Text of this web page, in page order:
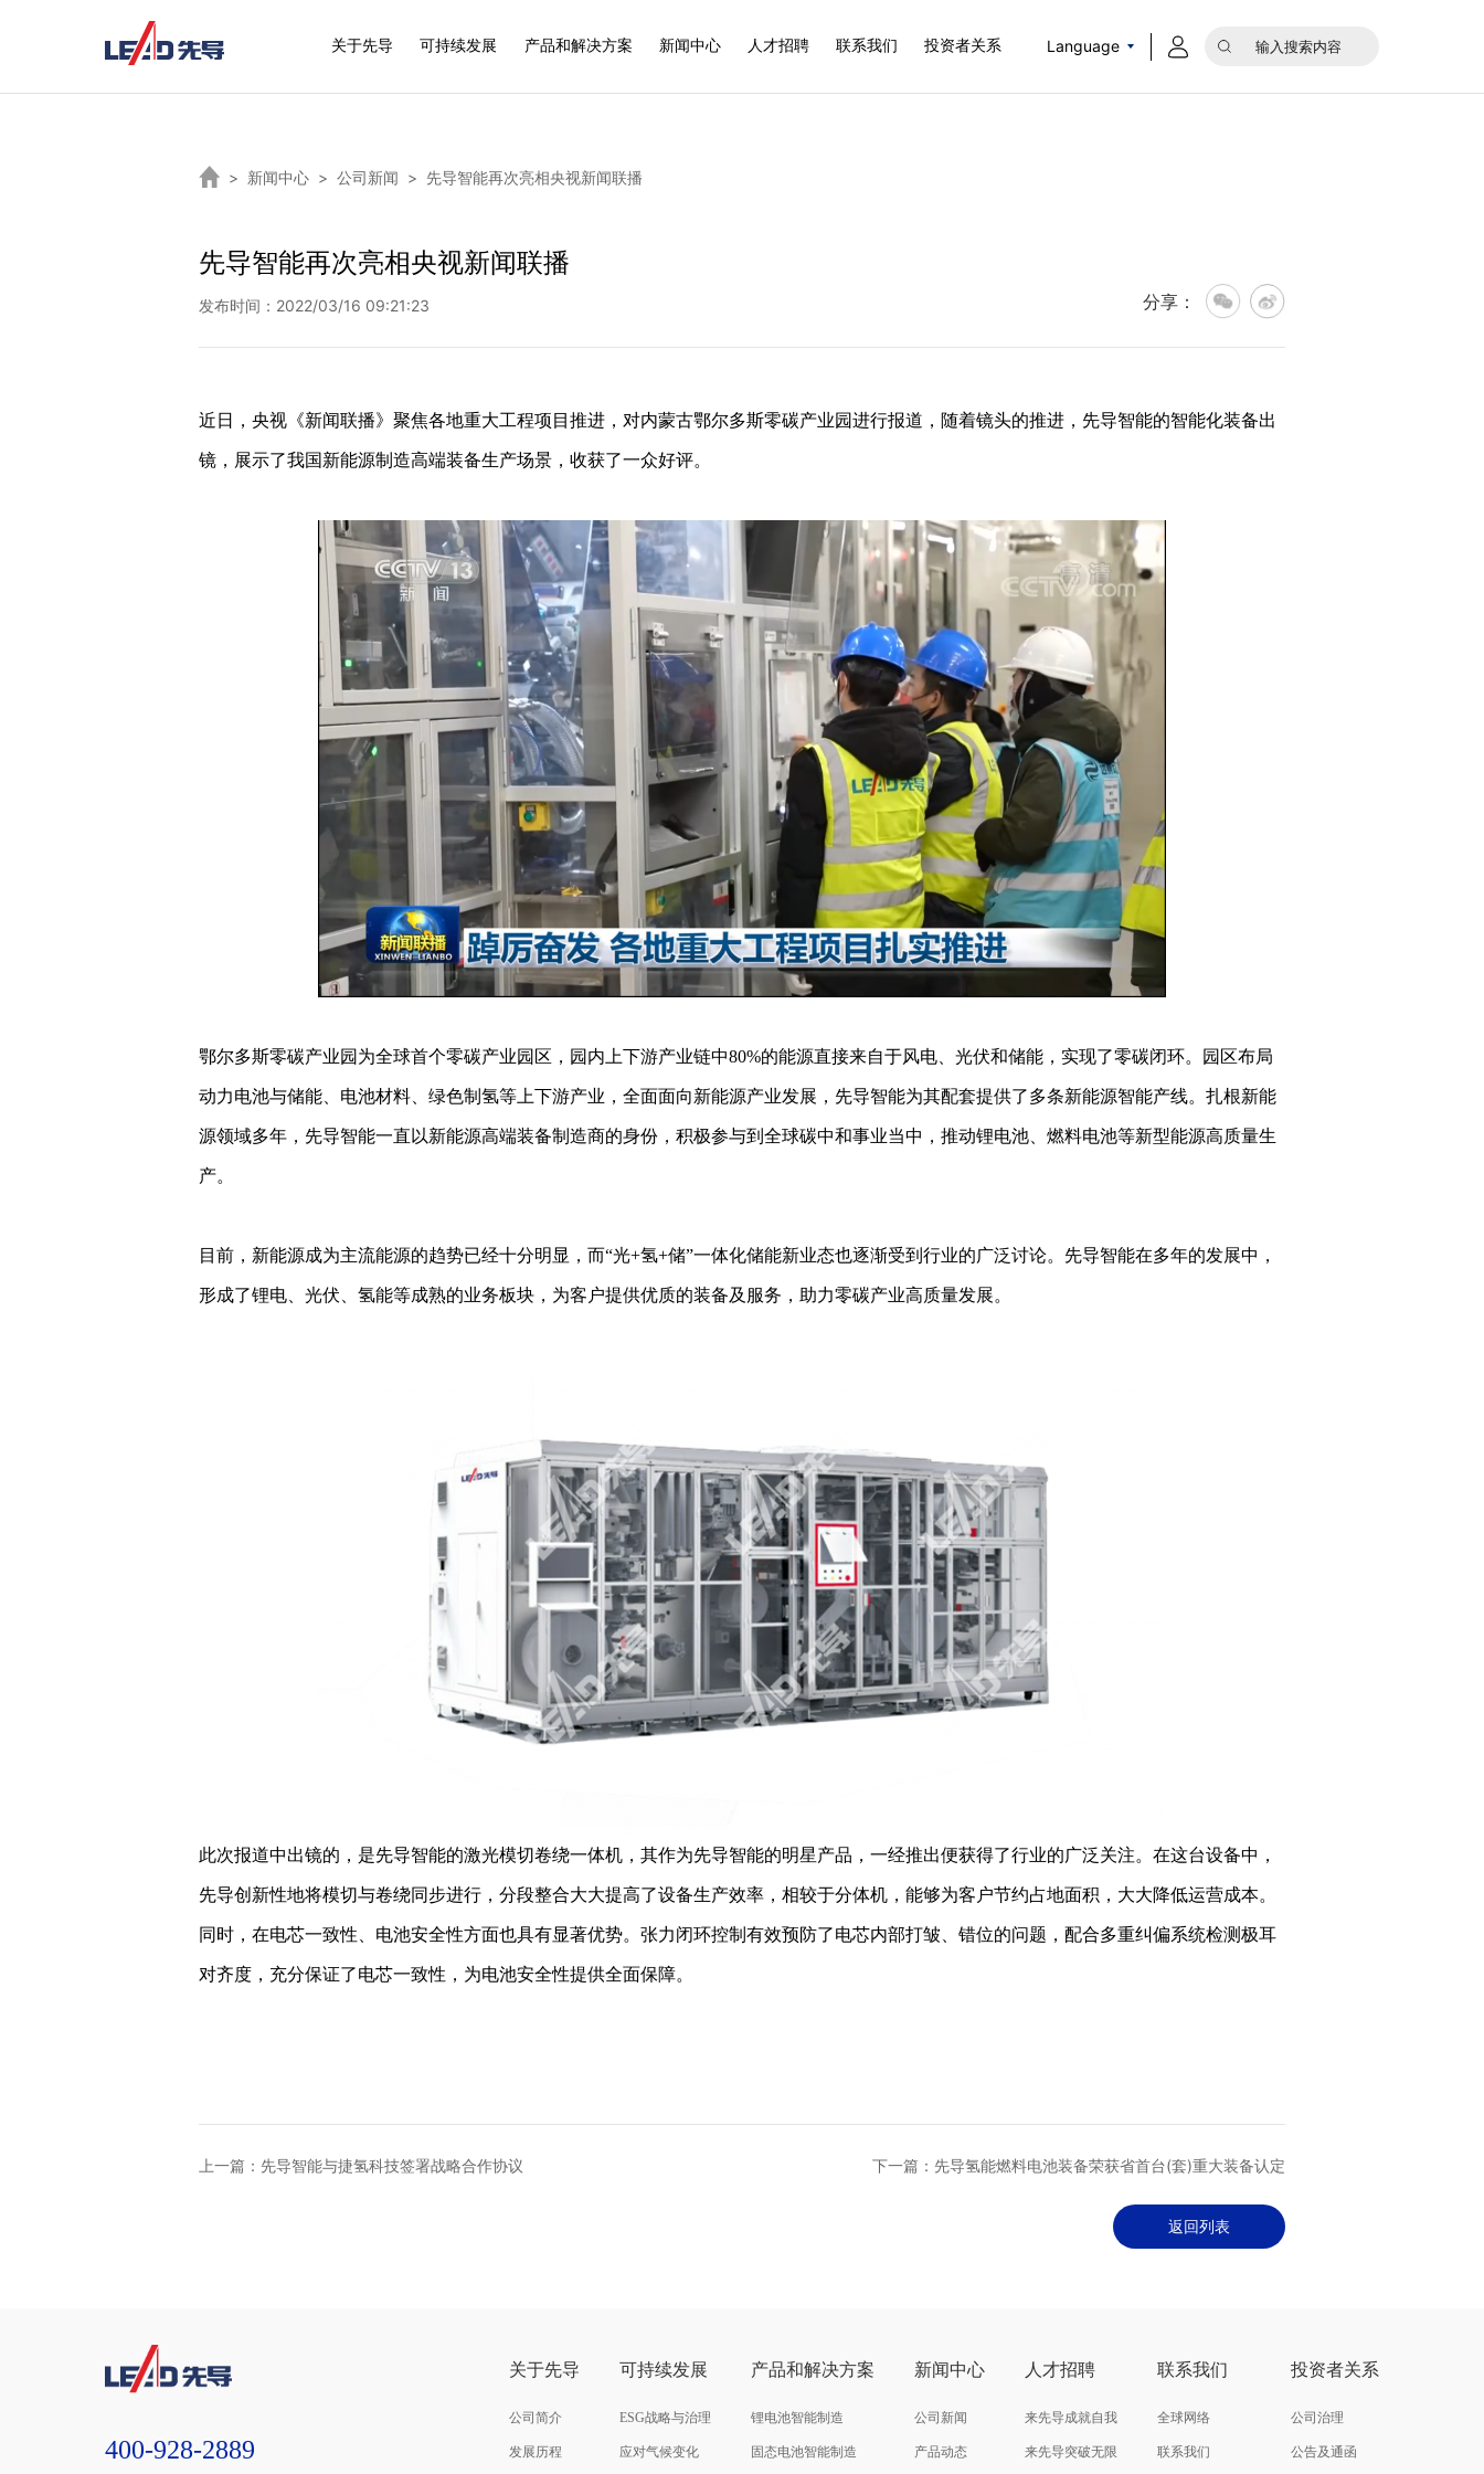
关于先导 可持续发展 产品和解决方案 新闻中心 人才招聘 联系我们 投资者关系 Language
> 新闻中心 > 公司新闻 > 先导智能再次亮相央视新闻联播
先导智能再次亮相央视新闻联播
发布时间：2022/03/16 09:21:23 分享：
近日，央视《新闻联播》聚焦各地重大工程项目推进，对内蒙古鄂尔多斯零碳产业园进行报道，随着镜头的推进，先导智能的智能化装备出
镜，展示了我国新能源制造高端装备生产场景，收获了一众好评。
鄂尔多斯零碳产业园为全球首个零碳产业园区，园内上下游产业链中80%的能源直接来自于风电、光伏和储能，实现了零碳闭环。园区布局
动力电池与储能、电池材料、绿色制氢等上下游产业，全面面向新能源产业发展，先导智能为其配套提供了多条新能源智能产线。扎根新能
源领域多年，先导智能一直以新能源高端装备制造商的身份，积极参与到全球碳中和事业当中，推动锂电池、燃料电池等新型能源高质量生
产。
目前，新能源成为主流能源的趋势已经十分明显，而“光+氢+储”一体化储能新业态也逐渐受到行业的广泛讨论。先导智能在多年的发展中，
形成了锂电、光伏、氢能等成熟的业务板块，为客户提供优质的装备及服务，助力零碳产业高质量发展。
此次报道中出镜的，是先导智能的激光模切卷绕一体机，其作为先导智能的明星产品，一经推出便获得了行业的广泛关注。在这台设备中，
先导创新性地将模切与卷绕同步进行，分段整合大大提高了设备生产效率，相较于分体机，能够为客户节约占地面积，大大降低运营成本。
同时，在电芯一致性、电池安全性方面也具有显著优势。张力闭环控制有效预防了电芯内部打皱、错位的问题，配合多重纠偏系统检测极耳
对齐度，充分保证了电芯一致性，为电池安全性提供全面保障。
上一篇：先导智能与捷氢科技签署战略合作协议 下一篇：先导氢能燃料电池装备荣获省首台(套)重大装备认定
返回列表
400-928-2889
关于先导
公司简介
发展历程
可持续发展
ESG战略与治理
应对气候变化
产品和解决方案
锂电池智能制造
固态电池智能制造
新闻中心
公司新闻
产品动态
人才招聘
来先导成就自我
来先导突破无限
联系我们
全球网络
联系我们
投资者关系
公司治理
公告及通函